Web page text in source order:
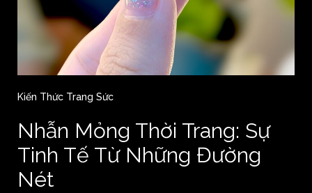
Kiến Thức Trang Sức
Nhẫn Mỏng Thời Trang: Sự
Tinh Tế Từ Những Đường
Nét